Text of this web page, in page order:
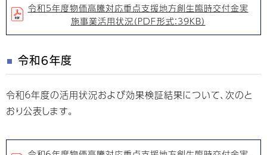
令和5年度物価高騰対応重点支援地方創生臨時交付金実
施事業活用状況（PDF形式：39KB）
令和６年度
令和６年度の活用状況および効果検証結果について、次のと
おり公表します。